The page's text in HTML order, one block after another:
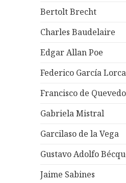
Bertolt Brecht
Charles Baudelaire
Edgar Allan Poe
Federico García Lorca
Francisco de Quevedo
Gabriela Mistral
Garcilaso de la Vega
Gustavo Adolfo
Jaime Sabines